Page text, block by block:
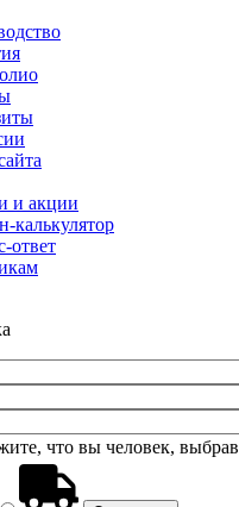
и акции
калькулятор
ответ
что вы человек, выбрав